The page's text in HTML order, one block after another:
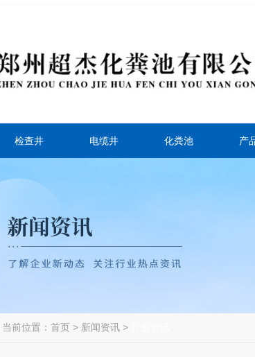
检查井 电缆井 化粪池 产
当前位置： 首页 > 新闻资讯 >